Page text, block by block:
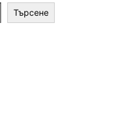
Търсене